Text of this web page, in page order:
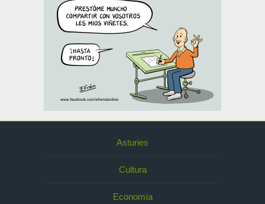
Asturies
Cultura
Economía